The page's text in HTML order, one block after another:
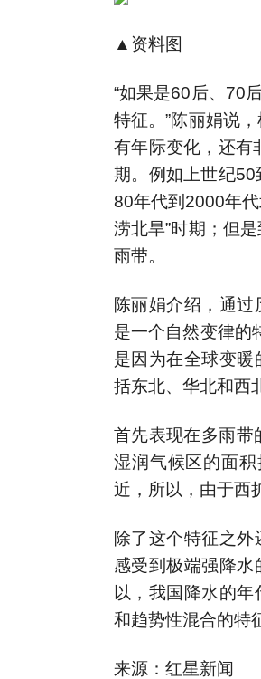
▲资料图
“如果是60后、70
特征。”陈丽娟说
有年际变化，还有
期。例如上世纪
80年代到2000年
涝北旱”时期；但
雨带。
陈丽娟介绍，通
是一个自然变律的
是因为在全球变
括东北、华北和西
首先表现在多雨带
湿润气候区的面
近，所以，由于西
除了这个特征之
感受到极端强降
以，我国降水的
和趋势性混合的特
来源：红星新闻